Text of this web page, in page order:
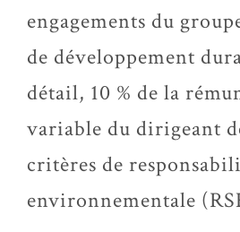
engagements du
de développement
détail, 10 % de la
variable du dirigeant
critères de
environnementale